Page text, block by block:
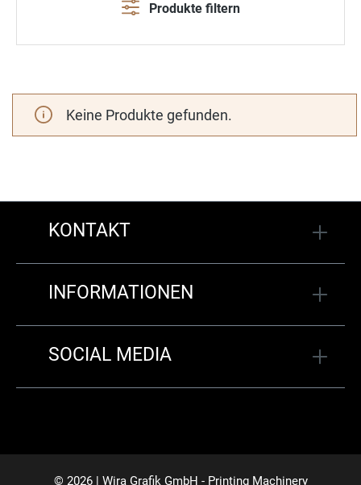
Produkte filtern
Keine Produkte gefunden.
KONTAKT
INFORMATIONEN
SOCIAL MEDIA
© 2026 | Wira Grafik GmbH - Printing Machinery